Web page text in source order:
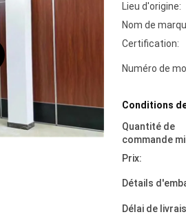
Lieu d'origine:
Nom de
Certification:
Numéro de
Conditions
Quantité de
commande
Prix:
Détails
Délai de